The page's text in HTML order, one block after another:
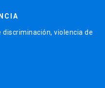
discriminación, violencia de